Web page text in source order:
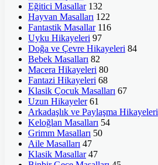
Eğitici Masallar 132
Hayvan Masalları 122
Fantastik Masallar 116
Uyku Hikayeleri 97
Doğa ve Çevre Hikayeleri 84
Bebek Masalları 82
Macera Hikayeleri 80
Fantazi Hikayeleri 68
Klasik Çocuk Masalları 67
Uzun Hikayeler 61
Arkadaşlık ve Paylaşma Hikayeleri
Keloğlan Masalları 54
Grimm Masalları 50
Aile Masalları 47
Klasik Masallar 47